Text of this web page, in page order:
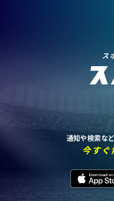
ス
通知や検索な
今す